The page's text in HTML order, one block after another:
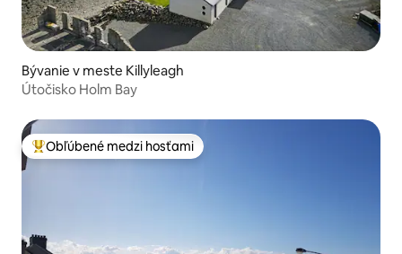
Bývanie v meste Killyleagh
Útočisko Holm Bay
Najobľúbenejšie medzi hosťami
Obľúbené medzi hosťami